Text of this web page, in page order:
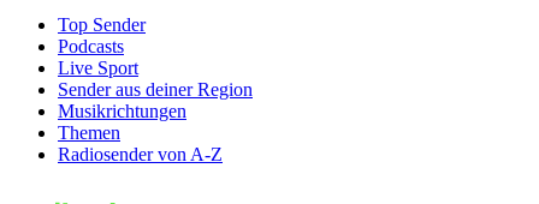
Top Sender
Podcasts
Live Sport
Sender aus deiner Region
Musikrichtungen
Themen
Radiosender von A-Z